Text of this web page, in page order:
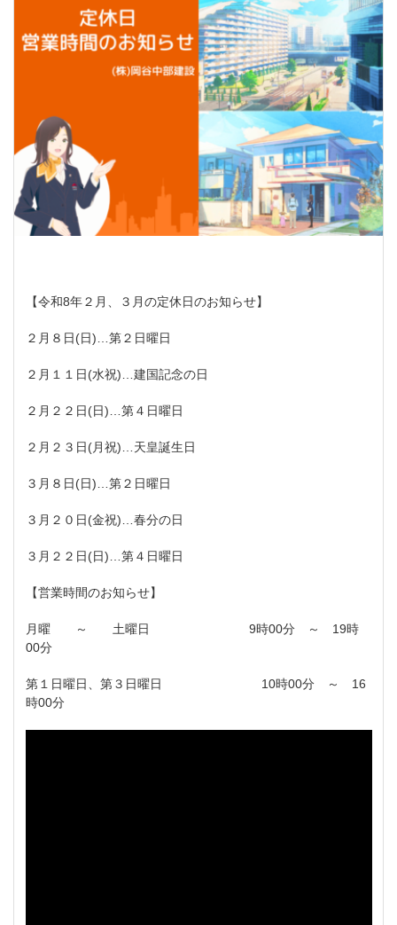
【令和8年２月、３月の定休日のお知らせ】
２月８日(日)…第２日曜日
２月１１日(水祝)…建国記念の日
２月２２日(日)…第４日曜日
２月２３日(月祝)…天皇誕生日
３月８日(日)…第２日曜日
３月２０日(金祝)…春分の日
３月２２日(日)…第４日曜日
【営業時間のお知らせ】
月曜 ～ 土曜日 9時00分 ～ 19時
00分
第１日曜日、第３日曜日 10時00分 ～ 16
時00分